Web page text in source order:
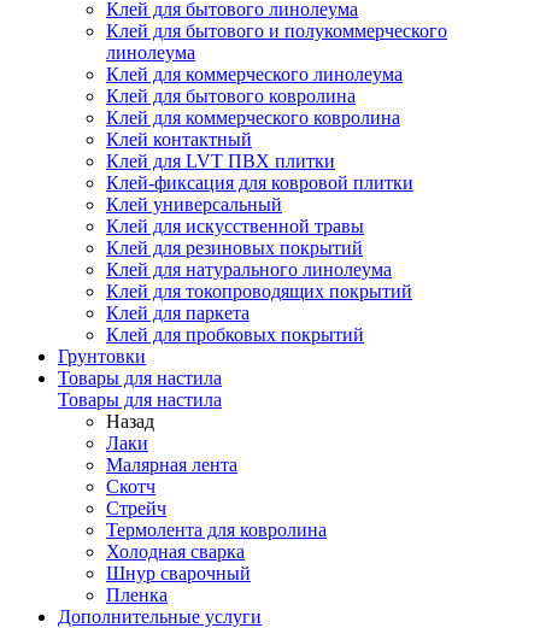
Клей для бытового линолеума
Клей для бытового и полукоммерческого
линолеума
Клей для коммерческого линолеума
Клей для бытового ковролина
Клей для коммерческого ковролина
Клей контактный
Клей для LVT ПВХ плитки
Клей-фиксация для ковровой плитки
Клей универсальный
Клей для искусственной травы
Клей для резиновых покрытий
Клей для натурального линолеума
Клей для токопроводящих покрытий
Клей для паркета
Клей для пробковых покрытий
Грунтовки
Товары для настила
Товары для настила
Назад
Лаки
Малярная лента
Скотч
Стрейч
Термолента для ковролина
Холодная сварка
Шнур сварочный
Пленка
Дополнительные услуги